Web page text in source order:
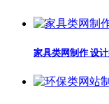
家具类网制作 设